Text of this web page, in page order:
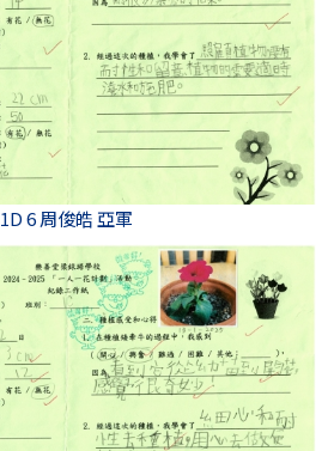
1D 6 周俊皓 亞軍